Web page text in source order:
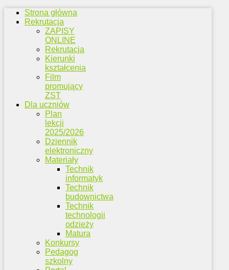
Strona główna
Rekrutacja
ZAPISY
ONLINE
Rekrutacja
Kierunki
kształcenia
Film
promujący
ZST
Dla uczniów
Plan
lekcji
2025/2026
Dziennik
elektroniczny
Materiały
Technik
informatyk
Technik
budownictwa
Technik
technologii
odzieży
Matura
Konkursy
Pedagog
szkolny